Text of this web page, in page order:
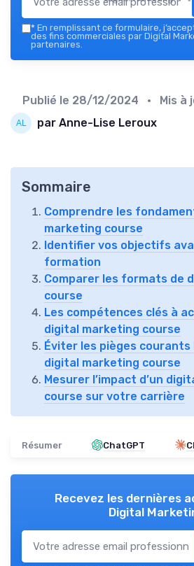
* En remplissant ce formulaire,
des fins commerciales par Digital
partenaires.
Publié le 28/12/2024 • Mis à
par Anne-Lise Leroux
Sommaire
Comprendre les
marketing course
Identifier vos objectifs
formation
Comparer les formats de
course
Les compétences clés à
digital marketing course
Éviter les pièges courants
digital marketing course
Mesurer l’impact d’un
course sur votre carrière
Résumer ChatGPT
Recevez les dernières
Digital